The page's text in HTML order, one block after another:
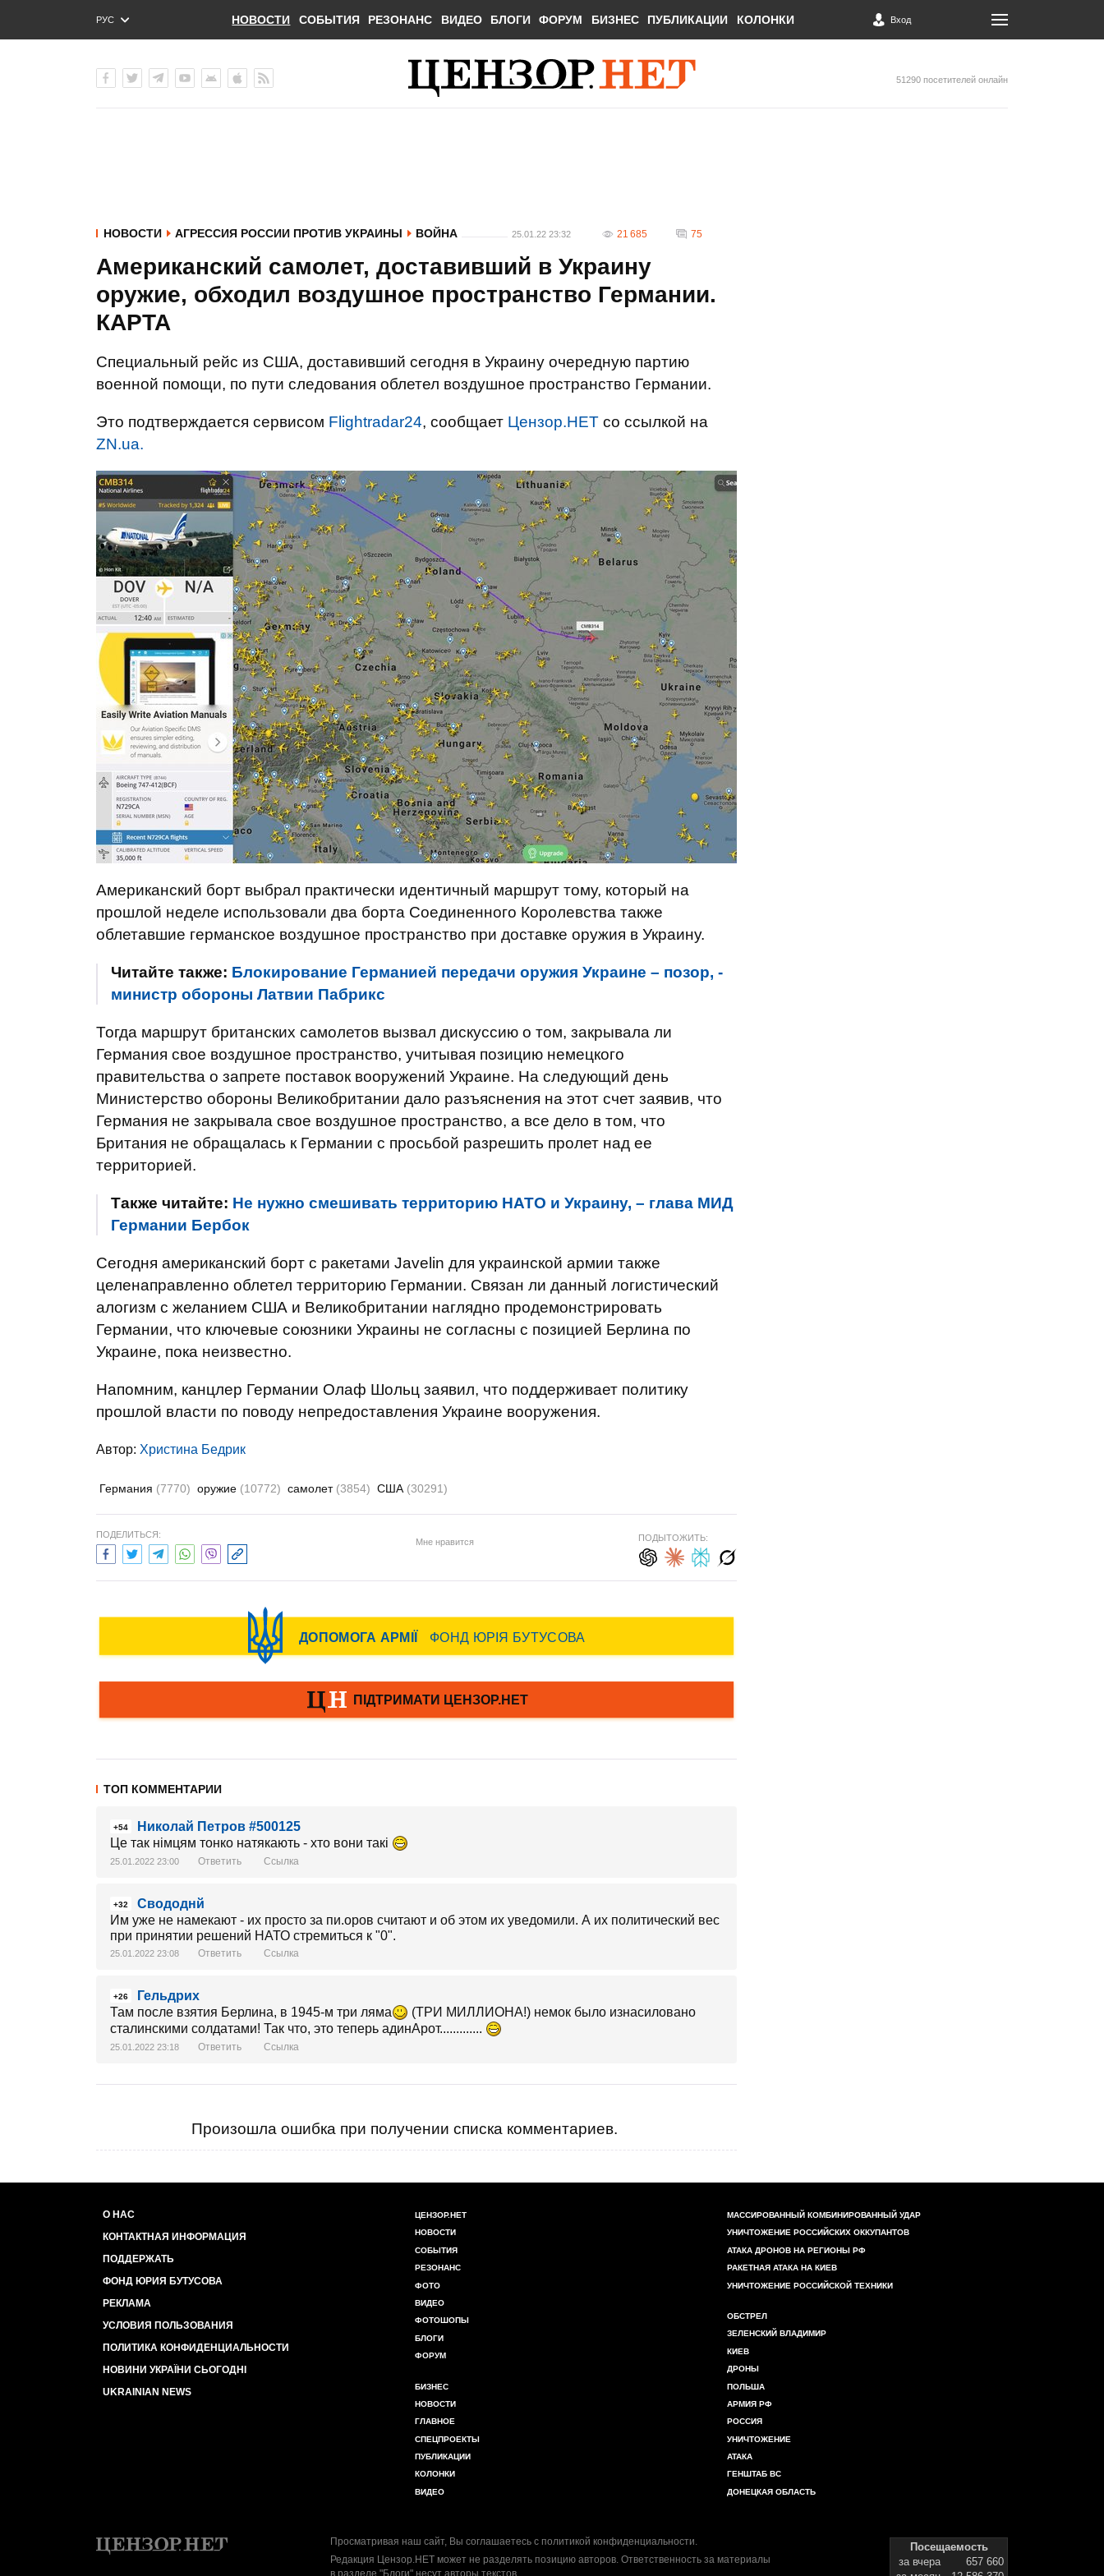
РУС
ENG
НОВОСТИ СОБЫТИЯ РЕЗОНАНС ВИДЕО БЛОГИ ФОРУМ БИЗНЕС ПУБЛИКАЦИИ КОЛОНКИ Вход
51290 посетителей онлайн
НОВОСТИ АГРЕССИЯ РОССИИ ПРОТИВ УКРАИНЫ ВОЙНА 25.01.22 23:32 21 685 75
Американский самолет, доставивший в Украину
оружие, обходил воздушное пространство Германии.
КАРТА
Специальный рейс из США, доставивший сегодня в Украину очередную партию
военной помощи, по пути следования облетел воздушное пространство Германии.
Это подтверждается сервисом Flightradar24, сообщает Цензор.НЕТ со ссылкой на
ZN.ua.
Американский борт выбрал практически идентичный маршрут тому, который на
прошлой неделе использовали два борта Соединенного Королевства также
облетавшие германское воздушное пространство при доставке оружия в Украину.
Читайте также: Блокирование Германией передачи оружия Украине – позор, -
министр обороны Латвии Пабрикс
Тогда маршрут британских самолетов вызвал дискуссию о том, закрывала ли
Германия свое воздушное пространство, учитывая позицию немецкого
правительства о запрете поставок вооружений Украине. На следующий день
Министерство обороны Великобритании дало разъяснения на этот счет заявив, что
Германия не закрывала свое воздушное пространство, а все дело в том, что
Британия не обращалась к Германии с просьбой разрешить пролет над ее
территорией.
Также читайте: Не нужно смешивать территорию НАТО и Украину, – глава МИД
Германии Бербок
Сегодня американский борт с ракетами Javelin для украинской армии также
целенаправленно облетел территорию Германии. Связан ли данный логистический
алогизм с желанием США и Великобритании наглядно продемонстрировать
Германии, что ключевые союзники Украины не согласны с позицией Берлина по
Украине, пока неизвестно.
Напомним, канцлер Германии Олаф Шольц заявил, что поддерживает политику
прошлой власти по поводу непредоставления Украине вооружения.
Автор: Христина Бедрик
Германия (7770) оружие (10772) самолет (3854) США (30291)
ПОДЕЛИТЬСЯ:
Мне нравится ПОДЫТОЖИТЬ:
ТОП КОММЕНТАРИИ
+54
Николай Петров #500125
Це так німцям тонко натякають - хто вони такі
25.01.2022 23:00 Ответить Ссылка
+32
Свододнй
Им уже не намекают - их просто за пи.оров считают и об этом их уведомили. А их политический вес
при принятии решений НАТО стремиться к "0".
25.01.2022 23:08 Ответить Ссылка
+26
Гельдрих
Там после взятия Берлина, в 1945-м три ляма
(ТРИ МИЛЛИОНА!) немок было изнасиловано
сталинскими солдатами! Так что, это теперь адинАрот.............
25.01.2022 23:18 Ответить Ссылка
Произошла ошибка при получении списка комментариев.
О НАС
КОНТАКТНАЯ ИНФОРМАЦИЯ
ПОДДЕРЖАТЬ
ФОНД ЮРИЯ БУТУСОВА
РЕКЛАМА
УСЛОВИЯ ПОЛЬЗОВАНИЯ
ПОЛИТИКА КОНФИДЕНЦИАЛЬНОСТИ
НОВИНИ УКРАЇНИ СЬОГОДНІ
UKRAINIAN NEWS
ЦЕНЗОР.НЕТ
НОВОСТИ
СОБЫТИЯ
РЕЗОНАНС
ФОТО
ВИДЕО
ФОТОШОПЫ
БЛОГИ
ФОРУМ
БИЗНЕС
НОВОСТИ
ГЛАВНОЕ
СПЕЦПРОЕКТЫ
ПУБЛИКАЦИИ
КОЛОНКИ
ВИДЕО
МАССИРОВАННЫЙ КОМБИНИРОВАННЫЙ УДАР
УНИЧТОЖЕНИЕ РОССИЙСКИХ ОККУПАНТОВ
АТАКА ДРОНОВ НА РЕГИОНЫ РФ
РАКЕТНАЯ АТАКА НА КИЕВ
УНИЧТОЖЕНИЕ РОССИЙСКОЙ ТЕХНИКИ
ОБСТРЕЛ
ЗЕЛЕНСКИЙ ВЛАДИМИР
КИЕВ
ДРОНЫ
ПОЛЬША
АРМИЯ РФ
РОССИЯ
УНИЧТОЖЕНИЕ
АТАКА
ГЕНШТАБ ВС
ДОНЕЦКАЯ ОБЛАСТЬ
Просматривая наш сайт, Вы соглашаетесь с политикой конфиденциальности.
Редакция Цензор.НЕТ может не разделять позицию авторов. Ответственность за материалы
Посещаемость
за вчера
657 660